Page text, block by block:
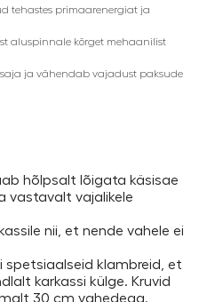
tehastes primaarenergiat ja
aluspinnale kõrget mehaanilist
ja vähendab vajadust paksude
hõlpsalt lõigata käsisae
vastavalt vajalikele
nii, et nende vahele ei
spetsiaalseid klambreid, et
karkassi külge. Kruvid
30 cm vahedega.